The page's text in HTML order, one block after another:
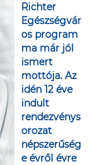
Richter
Egészségvár
os program
ma már jól
ismert
mottója. Az
idén 12 éve
indult
rendezvénys
orozat
népszerűség
e évről évre